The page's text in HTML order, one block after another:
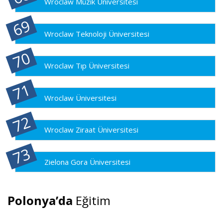
Wroclaw Teknoloji Üniversitesi
Wroclaw Tıp Üniversitesi
Wroclaw Üniversitesi
Wroclaw Ziraat Üniversitesi
Zielona Gora Üniversitesi
Polonya’da Eğitim